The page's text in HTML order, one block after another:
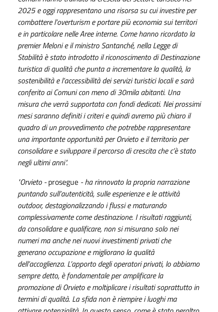
2025 e oggi rappresentano una risorsa su cui investire per
combattere l’overturism e portare più economia sui territori
e in particolare nelle Aree interne. Come hanno ricordato la
premier Meloni e il ministro Santanché, nella Legge di
Stabilità è stato introdotto il riconoscimento di Destinazione
turistica di qualità che punta a incrementare la qualità, la
sostenibilità e l’accessibilità dei servizi turistici locali e sarà
conferito ai Comuni con meno di 30mila abitanti. Una
misura che verrà supportata con fondi dedicati. Nei prossimi
mesi saranno definiti i criteri e quindi avremo più chiaro il
quadro di un provvedimento che potrebbe rappresentare
una importante opportunità per Orvieto e il territorio per
consolidare e sviluppare il percorso di crescita che c’è stato
negli ultimi anni".
"Orvieto -prosegue - ha rinnovato la propria narrazione
puntando sull’autenticità, sulle esperienze e le attività
outdoor, destagionalizzando i flussi e maturando
complessivamente come destinazione. I risultati raggiunti,
da consolidare e qualificare, non si misurano solo nei
numeri ma anche nei nuovi investimenti privati che
generano occupazione e migliorano la qualità
dell’accoglienza. L’apporto degli operatori privati, lo abbiamo
sempre detto, è fondamentale per amplificare la
promozione di Orvieto e moltiplicare i risultati soprattutto in
termini di qualità. La sfida non è riempire i luoghi ma